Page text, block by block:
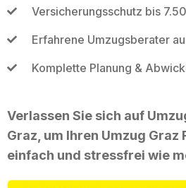
Versicherungsschutz bis
Erfahrene Umzugsberater
Komplette Planung &
Verlassen Sie sich auf
Graz, um Ihren Umzug Graz
einfach und stressfrei wie